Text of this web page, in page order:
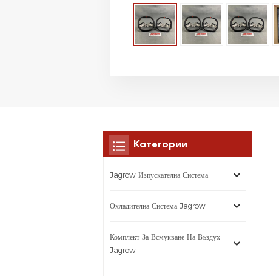
Категории
Jagrow Изпускателна Система
Охладителна Система Jagrow
Комплект За Всмукване На Въздух
Jagrow